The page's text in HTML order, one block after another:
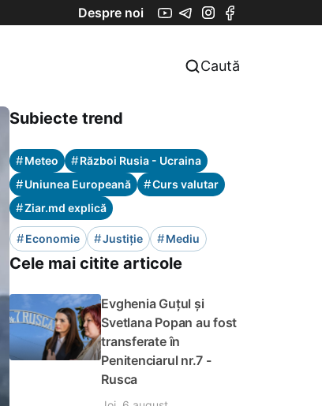
Despre noi
Caută
Subiecte trend
#Meteo #Război Rusia - Ucraina
#Uniunea Europeană #Curs valutar
#Ziar.md explică
#Economie #Justiție #Mediu
Cele mai citite articole
Evghenia Guțul și
Svetlana Popan au fost
transferate în
Penitenciarul nr.7 -
Rusca